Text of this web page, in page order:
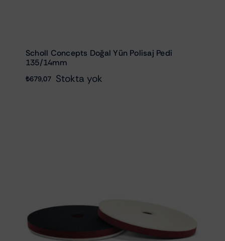
Scholl Concepts Doğal Yün Polisaj Pedi
135/14mm
₺679,07 Stokta yok